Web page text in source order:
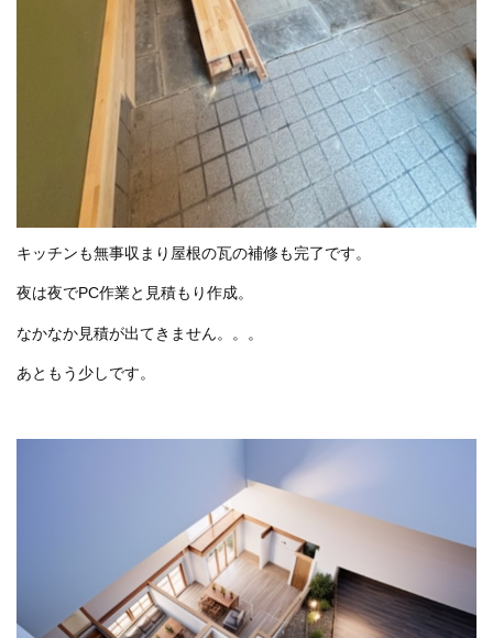
キッチンも無事収まり屋根の瓦の補修も完了です。
夜は夜でPC作業と見積もり作成。
なかなか見積が出てきません。。。
あともう少しです。